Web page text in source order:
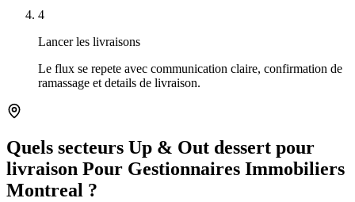
4
Lancer les livraisons
Le flux se repete avec communication claire, confirmation de
ramassage et details de livraison.
Quels secteurs Up & Out dessert pour
livraison Pour Gestionnaires Immobiliers
Montreal ?